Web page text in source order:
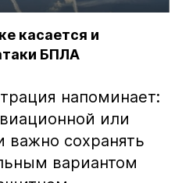
касается и
БПЛА
напоминает:
или
важно сохранять
вариантом